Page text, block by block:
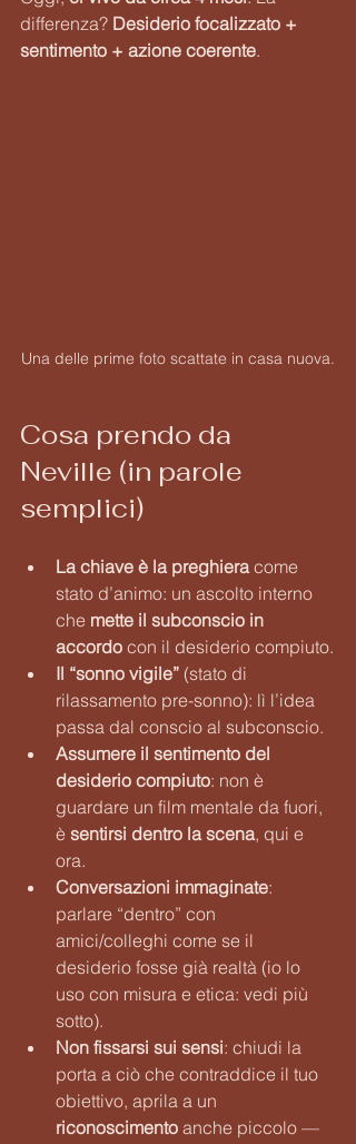
differenza? Desiderio focalizzato +
sentimento + azione coerente.
Una delle prime foto scattate in casa nuova.
Cosa prendo da
Neville (in parole
semplici)
La chiave è la preghiera come
stato d’animo: un ascolto interno
che mette il subconscio in
accordo con il desiderio compiuto.
Il “sonno vigile” (stato di
rilassamento pre-sonno): lì l’idea
passa dal conscio al subconscio.
Assumere il sentimento del
desiderio compiuto: non è
guardare un film mentale da fuori,
è sentirsi dentro la scena, qui e
ora.
Conversazioni immaginate:
parlare “dentro” con
amici/colleghi come se il
desiderio fosse già realtà (io lo
uso con misura e etica: vedi più
sotto).
Non fissarsi sui sensi: chiudi la
porta a ciò che contraddice il tuo
obiettivo, aprila a un
riconoscimento anche piccolo —